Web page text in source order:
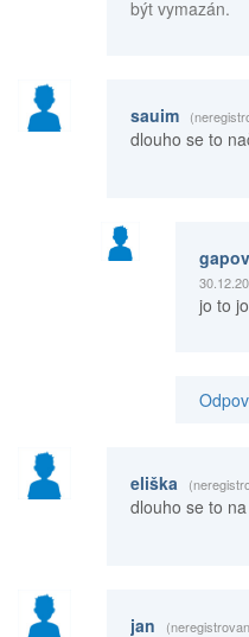
být vymazán.
sauim
dlouho se to
jo to
eliška
dlouho se to
jan